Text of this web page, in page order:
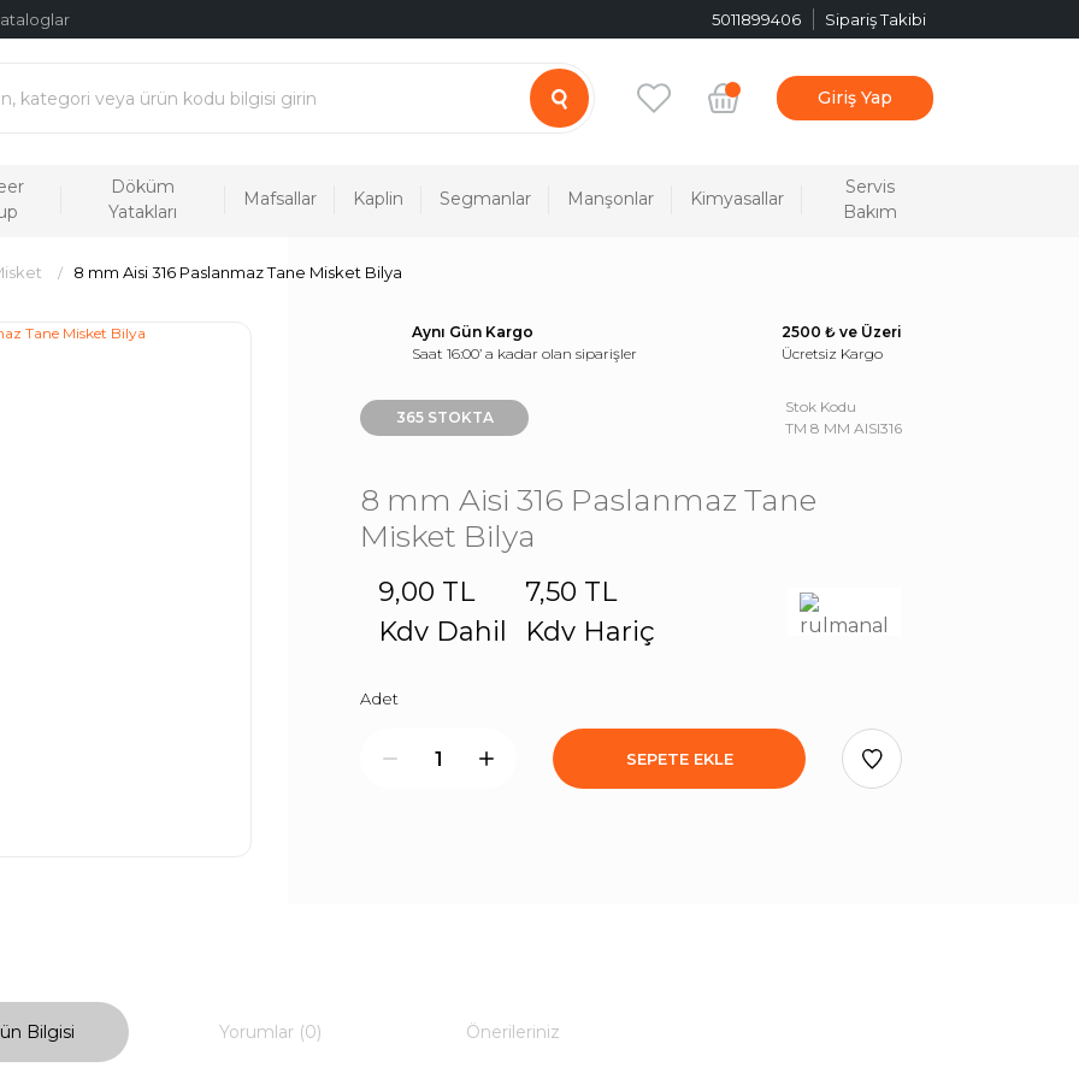
5011899406 Sipariş Takibi
Giriş Yap
Döküm
Yatakları
Mafsallar Kaplin Segmanlar Manşonlar Kimyasallar
Servis
Bakım
8 mm Aisi 316 Paslanmaz Tane Misket Bilya
Aynı Gün Kargo
Saat 16:00’ a kadar olan siparişler
2500 ₺ ve Üzeri
Ücretsiz Kargo
365 STOKTA
Stok Kodu
TM 8 MM AISI316
8 mm Aisi 316 Paslanmaz Tane
Misket Bilya
9,00 TL
Kdv Dahil
7,50 TL
Kdv Hariç
Adet
SEPETE EKLE
Bilgisi Yorumlar (0) Önerileriniz